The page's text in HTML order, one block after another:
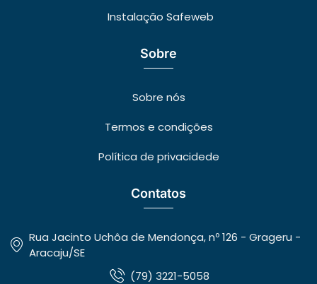
Instalação Safeweb
Sobre
Sobre nós
Termos e condições
Política de privacidede
Contatos
Rua Jacinto Uchôa de Mendonça, nº 126 - Grageru -
Aracaju/SE
(79) 3221-5058